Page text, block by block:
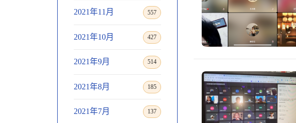
2021年11月 557
2021年10月 427
2021年9月 514
2021年8月 185
2021年7月 137